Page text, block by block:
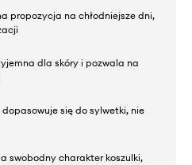
propozycja na chłodniejsze dni,
dla skóry i pozwala na
się do sylwetki, nie
swobodny charakter koszulki,